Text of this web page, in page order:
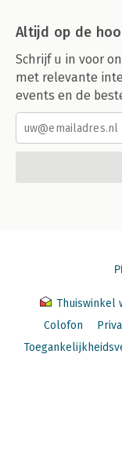
Altijd op de
Schrijf u in voor
met relevante
events en de
Thuiswinkel
Colofon